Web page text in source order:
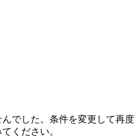
でした。条件を変更して再度
ください。